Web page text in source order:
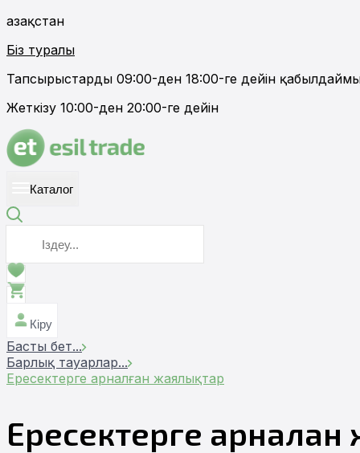
Қазақстан
Біз туралы
Тапсырыстарды 09:00-ден 18:00-ге дейін
Жеткізу 10:00-ден 20:00-ге дейін
Каталог
Кіру
Басты бет...
Барлық тауарлар...
Ересектерге арналған жаялықтар
Ересектерге